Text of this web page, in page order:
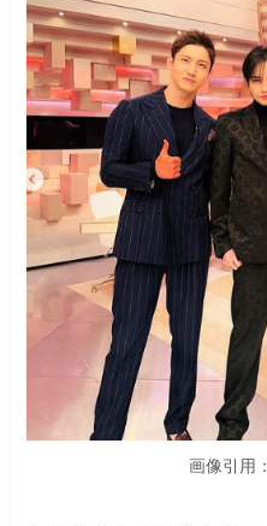
画像引用：